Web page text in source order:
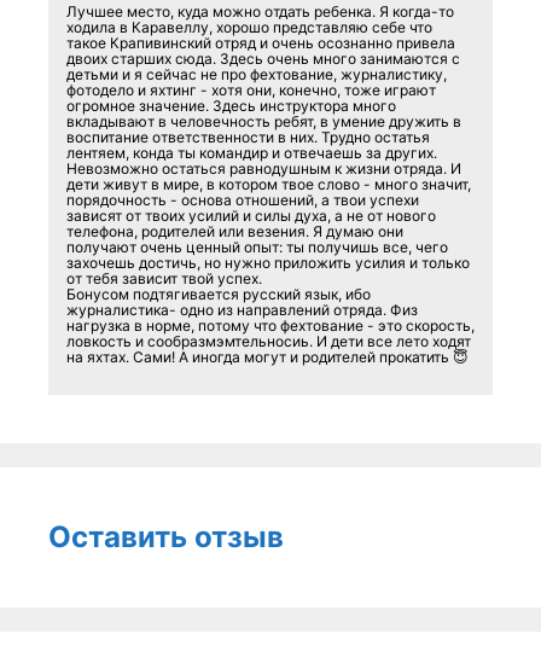
Лучшее место, куда можно отдать ребенка. Я когда-то
ходила в Каравеллу, хорошо представляю себе что
такое Крапивинский отряд и очень осознанно привела
двоих старших сюда. Здесь очень много занимаются с
детьми и я сейчас не про фехтование, журналистику,
фотодело и яхтинг - хотя они, конечно, тоже играют
огромное значение. Здесь инструктора много
вкладывают в человечность ребят, в умение дружить в
воспитание ответственности в них. Трудно остатья
лентяем, конда ты командир и отвечаешь за других.
Невозможно остаться равнодушным к жизни отряда. И
дети живут в мире, в котором твое слово - много значит,
порядочность - основа отношений, а твои успехи
зависят от твоих усилий и силы духа, а не от нового
телефона, родителей или везения. Я думаю они
получают очень ценный опыт: ты получишь все, чего
захочешь достичь, но нужно приложить усилия и только
от тебя зависит твой успех.
Бонусом подтягивается русский язык, ибо
журналистика- одно из направлений отряда. Физ
нагрузка в норме, потому что фехтование - это скорость,
ловкость и сообразмэмтельносиь. И дети все лето ходят
на яхтах. Сами! А иногда могут и родителей прокатить 😇
Оставить отзыв